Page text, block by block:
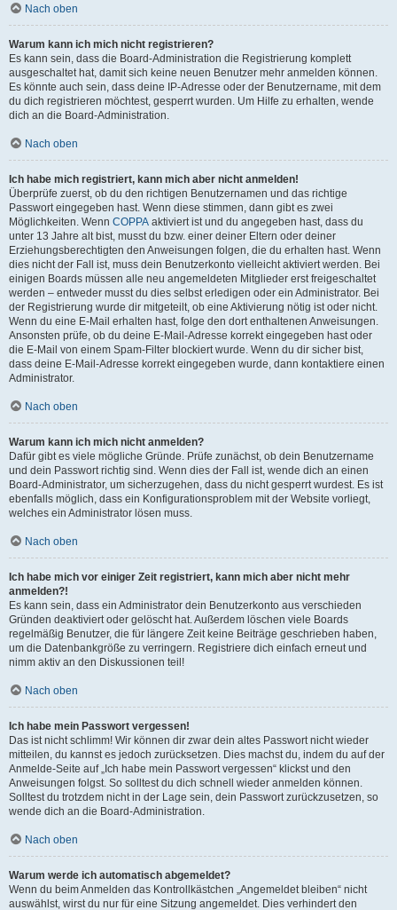
Nach oben
Warum kann ich mich nicht registrieren?
Es kann sein, dass die Board-Administration die Registrierung komplett
ausgeschaltet hat, damit sich keine neuen Benutzer mehr anmelden können.
Es könnte auch sein, dass deine IP-Adresse oder der Benutzername, mit dem
du dich registrieren möchtest, gesperrt wurden. Um Hilfe zu erhalten, wende
dich an die Board-Administration.
Nach oben
Ich habe mich registriert, kann mich aber nicht anmelden!
Überprüfe zuerst, ob du den richtigen Benutzernamen und das richtige
Passwort eingegeben hast. Wenn diese stimmen, dann gibt es zwei
Möglichkeiten. Wenn COPPA aktiviert ist und du angegeben hast, dass du
unter 13 Jahre alt bist, musst du bzw. einer deiner Eltern oder deiner
Erziehungsberechtigten den Anweisungen folgen, die du erhalten hast. Wenn
dies nicht der Fall ist, muss dein Benutzerkonto vielleicht aktiviert werden. Bei
einigen Boards müssen alle neu angemeldeten Mitglieder erst freigeschaltet
werden – entweder musst du dies selbst erledigen oder ein Administrator. Bei
der Registrierung wurde dir mitgeteilt, ob eine Aktivierung nötig ist oder nicht.
Wenn du eine E-Mail erhalten hast, folge den dort enthaltenen Anweisungen.
Ansonsten prüfe, ob du deine E-Mail-Adresse korrekt eingegeben hast oder
die E-Mail von einem Spam-Filter blockiert wurde. Wenn du dir sicher bist,
dass deine E-Mail-Adresse korrekt eingegeben wurde, dann kontaktiere einen
Administrator.
Nach oben
Warum kann ich mich nicht anmelden?
Dafür gibt es viele mögliche Gründe. Prüfe zunächst, ob dein Benutzername
und dein Passwort richtig sind. Wenn dies der Fall ist, wende dich an einen
Board-Administrator, um sicherzugehen, dass du nicht gesperrt wurdest. Es ist
ebenfalls möglich, dass ein Konfigurationsproblem mit der Website vorliegt,
welches ein Administrator lösen muss.
Nach oben
Ich habe mich vor einiger Zeit registriert, kann mich aber nicht mehr
anmelden?!
Es kann sein, dass ein Administrator dein Benutzerkonto aus verschieden
Gründen deaktiviert oder gelöscht hat. Außerdem löschen viele Boards
regelmäßig Benutzer, die für längere Zeit keine Beiträge geschrieben haben,
um die Datenbankgröße zu verringern. Registriere dich einfach erneut und
nimm aktiv an den Diskussionen teil!
Nach oben
Ich habe mein Passwort vergessen!
Das ist nicht schlimm! Wir können dir zwar dein altes Passwort nicht wieder
mitteilen, du kannst es jedoch zurücksetzen. Dies machst du, indem du auf der
Anmelde-Seite auf „Ich habe mein Passwort vergessen“ klickst und den
Anweisungen folgst. So solltest du dich schnell wieder anmelden können.
Solltest du trotzdem nicht in der Lage sein, dein Passwort zurückzusetzen, so
wende dich an die Board-Administration.
Nach oben
Warum werde ich automatisch abgemeldet?
Wenn du beim Anmelden das Kontrollkästchen „Angemeldet bleiben“ nicht
auswählst, wirst du nur für eine Sitzung angemeldet. Dies verhindert den